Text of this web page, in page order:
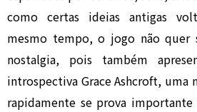
como certas ideias antigas
mesmo tempo, o jogo não quer
nostalgia, pois também
introspectiva Grace Ashcroft, uma
rapidamente se prova importante